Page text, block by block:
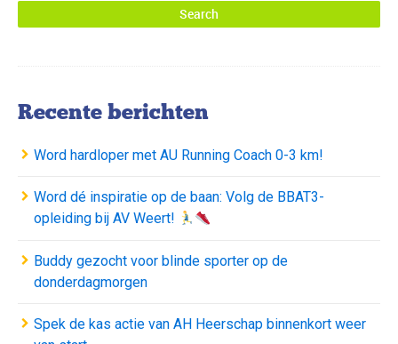
Recente berichten
Word hardloper met AU Running Coach 0-3 km!
Word dé inspiratie op de baan: Volg de BBAT3-
opleiding bij AV Weert!
Buddy gezocht voor blinde sporter op de
donderdagmorgen
Spek de kas actie van AH Heerschap binnenkort weer